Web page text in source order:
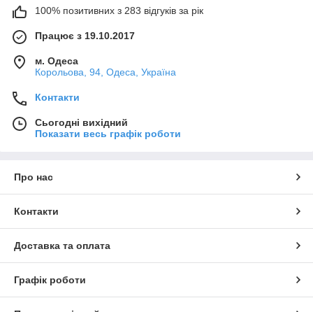
100% позитивних з 283 відгуків за рік
Працює з 19.10.2017
м. Одеса
Корольова, 94, Одеса, Україна
Контакти
Сьогодні вихідний
Показати весь графік роботи
Про нас
Контакти
Доставка та оплата
Графік роботи